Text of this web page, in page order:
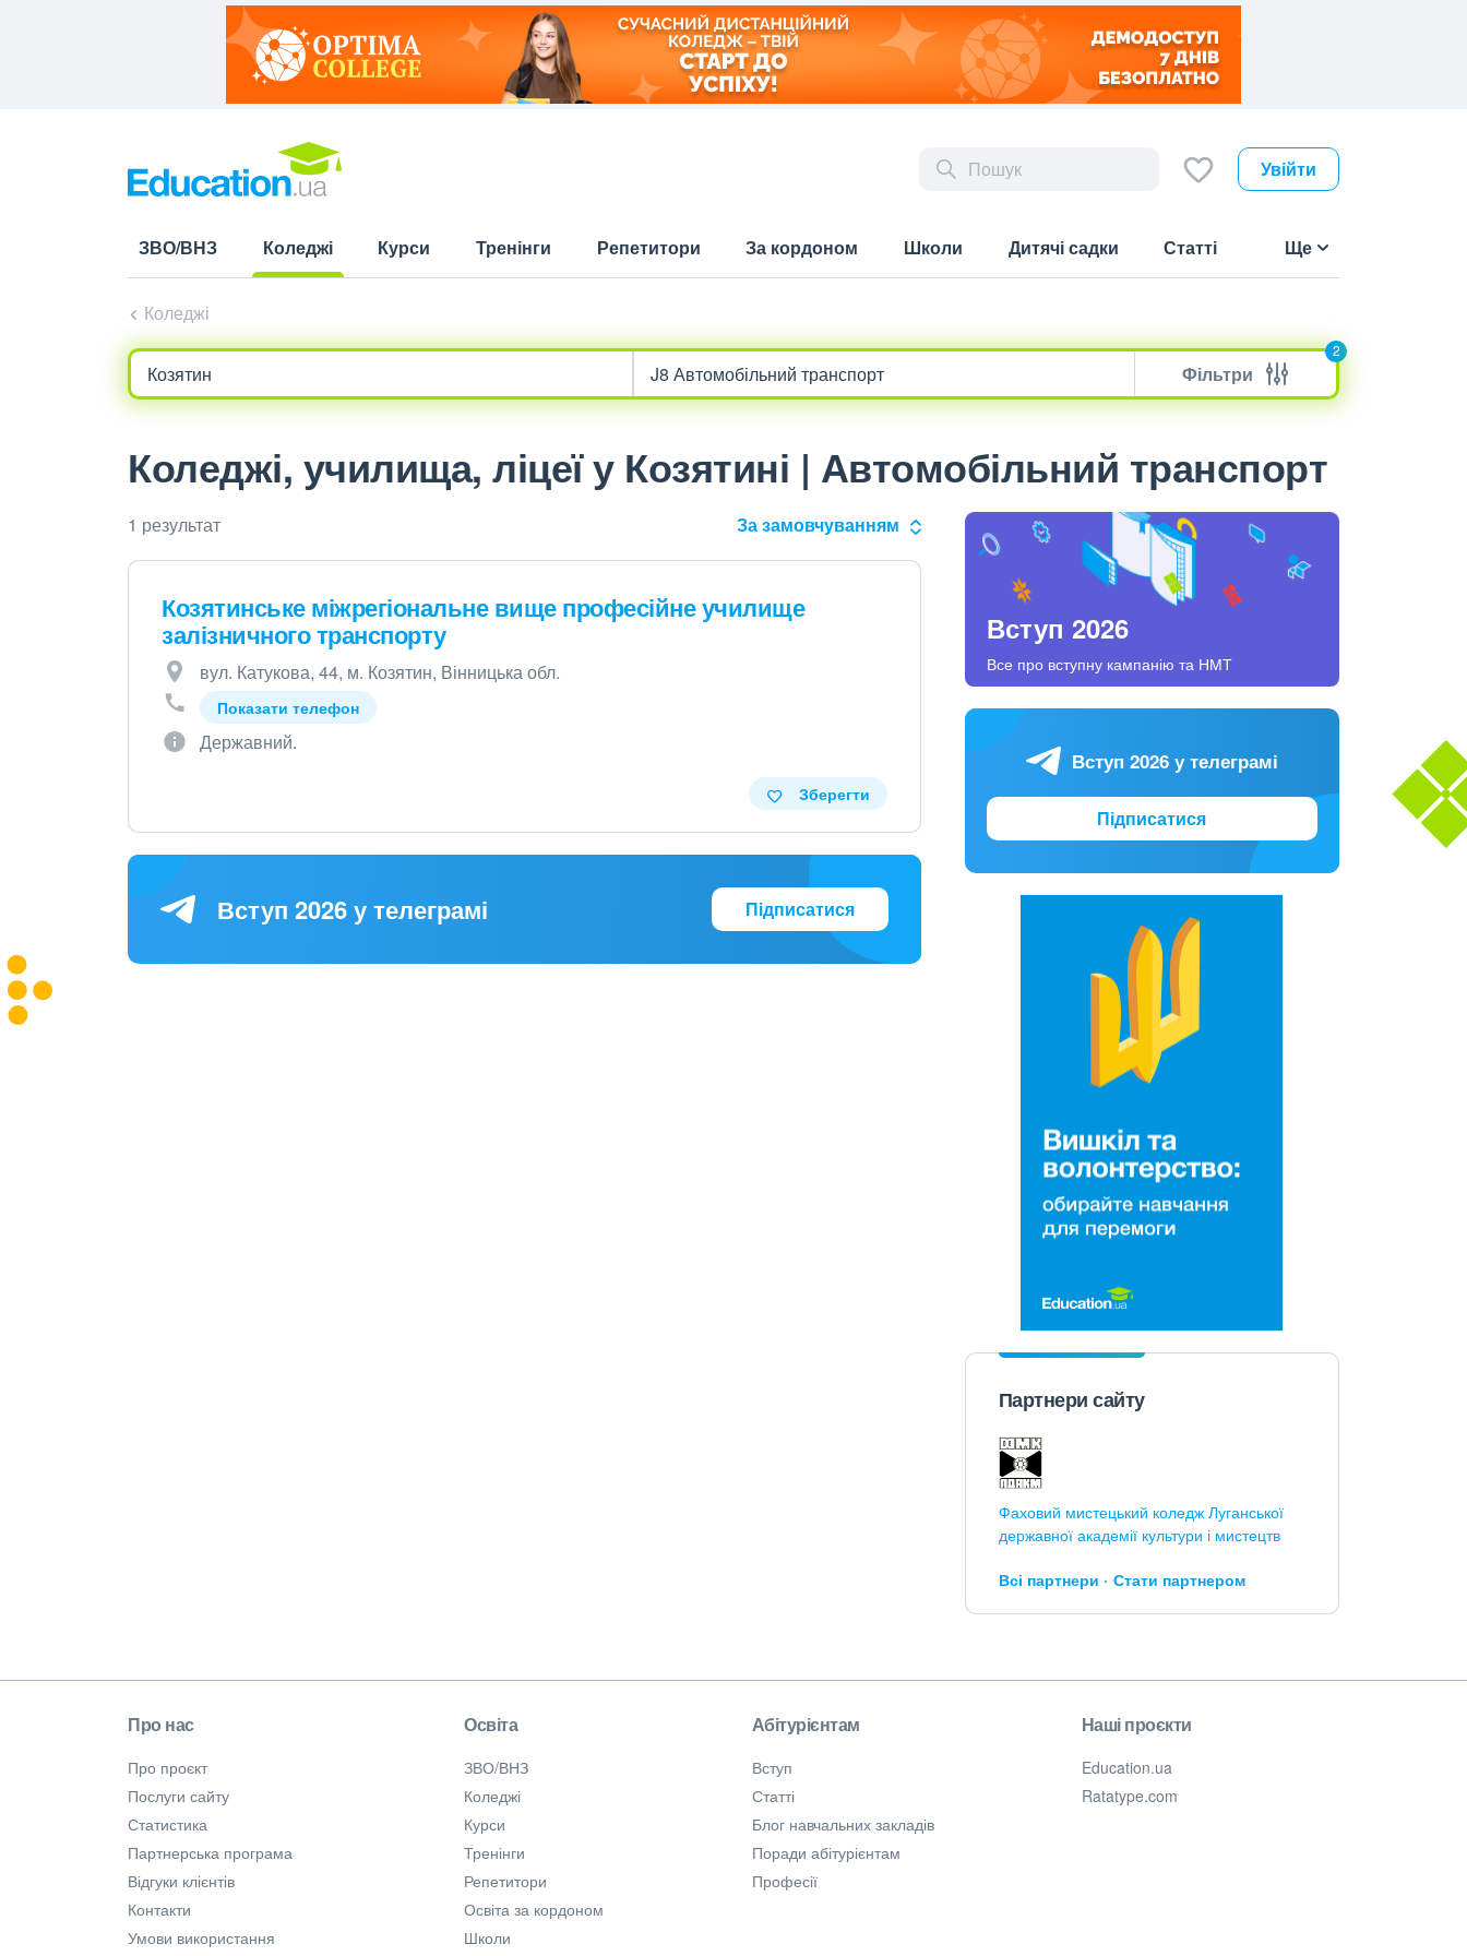
Увійти
ЗВО/ВНЗ
Коледжі
Курси Тренінги Репетитори За кордоном Школи Дитячі садки Статті Ще
Коледжі
Фільтри
2
Коледжі, училища, ліцеї у Козятині | Автомобільний транспорт
1 результат За замовчуванням
Козятинське міжрегіональне вище професійне училище
залізничного транспорту
вул. Катукова, 44, м. Козятин, Вінницька обл.
Показати телефон
Державний.
Зберегти
Вступ 2026 у телеграмі Підписатися
Вступ 2026
Все про вступну кампанію та НМТ
Вступ 2026 у телеграмі
Підписатися
Партнери сайту
Фаховий мистецький коледж Луганської
державної академії культури і мистецтв
Всі партнери Стати партнером
Про нас
Про проєкт
Послуги сайту
Статистика
Партнерська програма
Відгуки клієнтів
Контакти
Умови використання
Освіта
ЗВО/ВНЗ
Коледжі
Курси
Тренінги
Репетитори
Освіта за кордоном
Школи
Абітурієнтам
Вступ
Статті
Блог навчальних закладів
Поради абітурієнтам
Професії
Наші проєкти
Education.ua
Ratatype.com